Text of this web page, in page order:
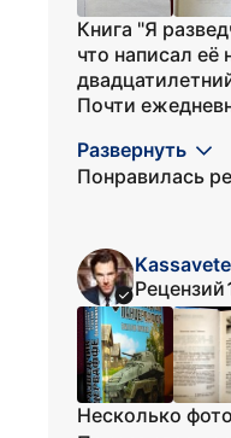
Книга "Я
что написал
Почти
Развернуть
Понравилась
Рецензий
Несколько